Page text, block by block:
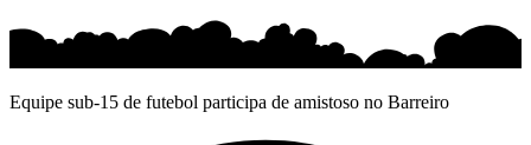
Equipe sub-15 de futebol participa de amistoso no Barreiro